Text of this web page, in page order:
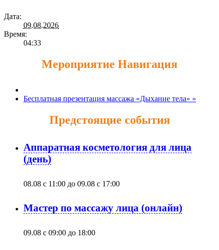
Дата:
09.08.2026
Время:
04:33
Мероприятие Навигация
Бесплатная презентация массажа «Дыхание тела» »
Предстоящие события
Аппаратная косметология для лица
(день)
08.08 с 11:00 до 09.08 с 17:00
Мастер по массажу лица (онлайн)
09.08 с 09:00 до 18:00